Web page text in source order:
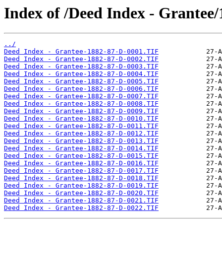
Index of /Deed Index - Grantee/
../
Deed Index - Grantee-1882-87-D-0001.TIF
Deed Index - Grantee-1882-87-D-0002.TIF
Deed Index - Grantee-1882-87-D-0003.TIF
Deed Index - Grantee-1882-87-D-0004.TIF
Deed Index - Grantee-1882-87-D-0005.TIF
Deed Index - Grantee-1882-87-D-0006.TIF
Deed Index - Grantee-1882-87-D-0007.TIF
Deed Index - Grantee-1882-87-D-0008.TIF
Deed Index - Grantee-1882-87-D-0009.TIF
Deed Index - Grantee-1882-87-D-0010.TIF
Deed Index - Grantee-1882-87-D-0011.TIF
Deed Index - Grantee-1882-87-D-0012.TIF
Deed Index - Grantee-1882-87-D-0013.TIF
Deed Index - Grantee-1882-87-D-0014.TIF
Deed Index - Grantee-1882-87-D-0015.TIF
Deed Index - Grantee-1882-87-D-0016.TIF
Deed Index - Grantee-1882-87-D-0017.TIF
Deed Index - Grantee-1882-87-D-0018.TIF
Deed Index - Grantee-1882-87-D-0019.TIF
Deed Index - Grantee-1882-87-D-0020.TIF
Deed Index - Grantee-1882-87-D-0021.TIF
Deed Index - Grantee-1882-87-D-0022.TIF